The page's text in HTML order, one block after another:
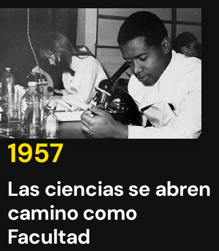
1957
Las ciencias se abren
camino como
Facultad